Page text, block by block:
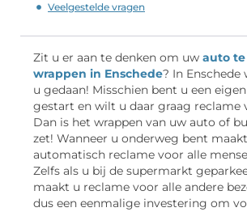
Veelgestelde vragen
Zit u er aan te denken om uw auto
wrappen in Enschede? In
u gedaan! Misschien bent u een
gestart en wilt u daar graag reclame
Dan is het wrappen van uw auto of
zet! Wanneer u onderweg bent
automatisch reclame voor alle
Zelfs als u bij de supermarkt
maakt u reclame voor alle andere
dus een eenmalige investering om